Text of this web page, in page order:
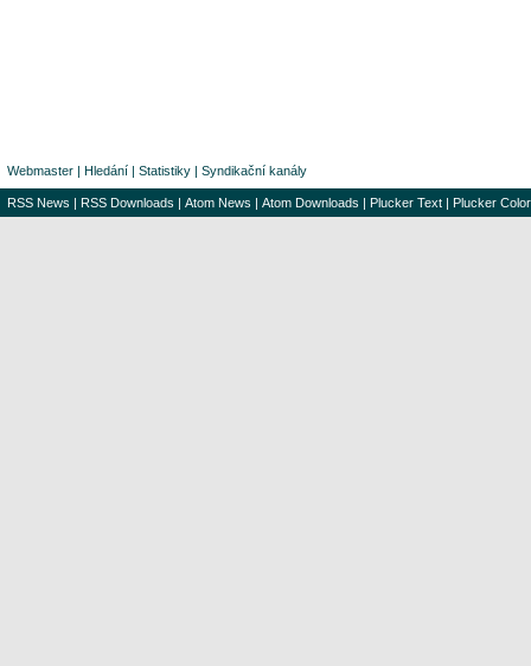
Webmaster | Hledání | Statistiky | Syndikační kanály
RSS News | RSS Downloads | Atom News | Atom Downloads | Plucker Text | Plucker Color